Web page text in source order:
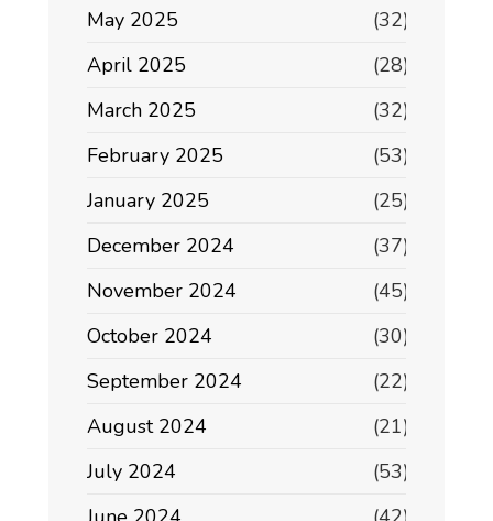
May 2025
(32)
April 2025
(28)
March 2025
(32)
February 2025
(53)
January 2025
(25)
December 2024
(37)
November 2024
(45)
October 2024
(30)
September 2024
(22)
August 2024
(21)
July 2024
(53)